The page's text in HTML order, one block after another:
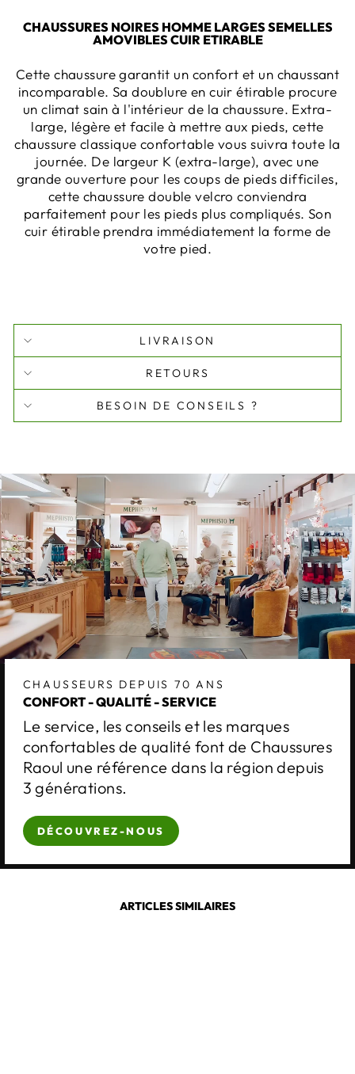
CHAUSSURES NOIRES HOMME LARGES SEMELLES
AMOVIBLES CUIR ETIRABLE
Cette chaussure garantit un confort et un chaussant
incomparable. Sa doublure en cuir étirable procure
un climat sain à l'intérieur de la chaussure. Extra-
large, légère et facile à mettre aux pieds, cette
chaussure classique confortable vous suivra toute la
journée. De largeur K (extra-large), avec une
grande ouverture pour les coups de pieds difficiles,
cette chaussure double velcro conviendra
parfaitement pour les pieds plus compliqués. Son
cuir étirable prendra immédiatement la forme de
votre pied.
LIVRAISON
RETOURS
BESOIN DE CONSEILS ?
CHAUSSEURS DEPUIS 70 ANS
CONFORT - QUALITÉ - SERVICE
Le service, les conseils et les marques
confortables de qualité font de Chaussures
Raoul une référence dans la région depuis
3 générations.
DÉCOUVREZ-NOUS
ARTICLES SIMILAIRES